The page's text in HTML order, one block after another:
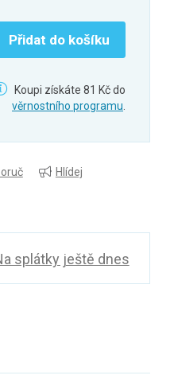
Přidat do košíku
Koupi získáte 81 Kč do
věrnostního programu
Hlídej
splátky ještě dnes